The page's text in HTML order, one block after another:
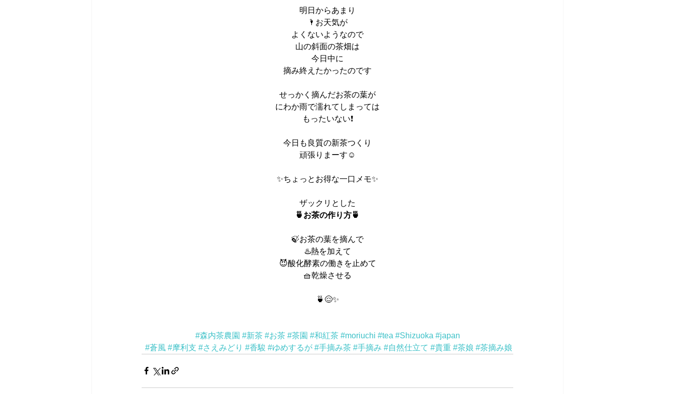
明日からあまり
🌂お天気が
よくないようなので
山の斜面の茶畑は
今日中に
摘み終えたかったのです
せっかく摘んだお茶の葉が
にわか雨で濡れてしまっては
もったいない❗️
今日も良質の新茶つくり
頑張りまーす☺️
✨ちょっとお得な一口メモ✨
ザックリとした
🍵お茶の作り方🍵
🍃お茶の葉を摘んで
♨️熱を加えて
😈酸化酵素の働きを止めて
🧺乾燥させる
🍵😌✨
#森内茶農園 #新茶 #お茶 #茶園 #和紅茶 #moriuchi #tea #Shizuoka #japan
#蒼風 #摩利支 #さえみどり #香駿 #ゆめするが #手摘み茶 #手摘み #自然仕立て #貴重 #茶娘 #茶摘み娘